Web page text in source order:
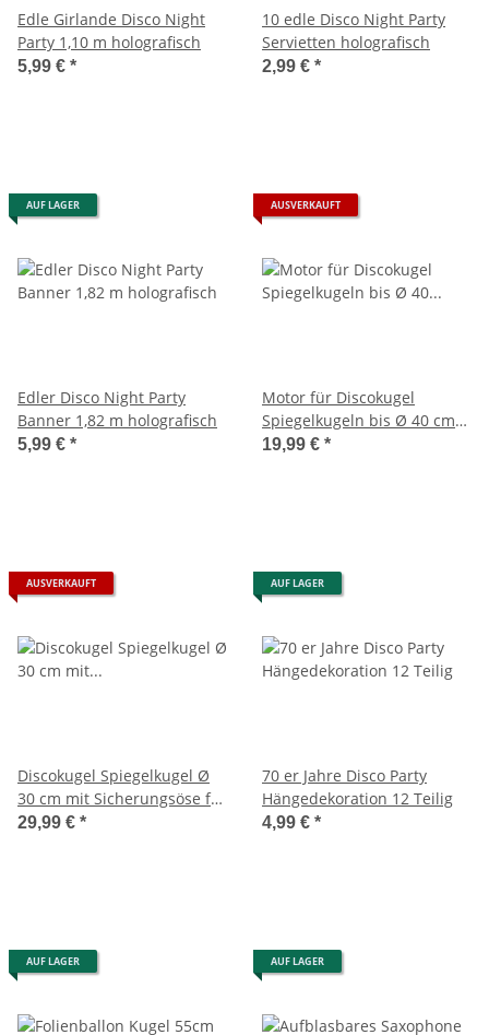
Edle Girlande Disco Night
Party 1,10 m holografisch
5,99 € *
10 edle Disco Night Party
Servietten holografisch
2,99 € *
AUF LAGER
Edler Disco Night Party
Banner 1,82 m holografisch
5,99 € *
AUSVERKAUFT
Motor für Discokugel
Spiegelkugeln bis Ø 40 cm
220v
19,99 € *
AUSVERKAUFT
Discokugel Spiegelkugel Ø
30 cm mit Sicherungsöse für
professionellen Einsatz
29,99 € *
AUF LAGER
70 er Jahre Disco Party
Hängedekoration 12 Teilig
4,99 € *
AUF LAGER AUF LAGER